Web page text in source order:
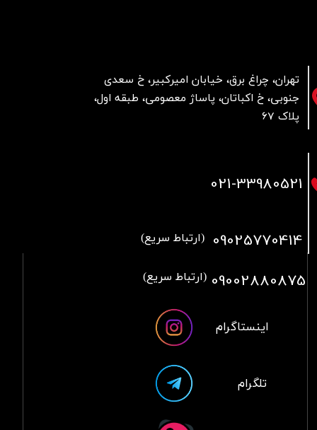
تهران، چراغ برق، خیابان امیرکبیر، خ سعدی
جنوبی، خ اکباتان، پاساژ معصومی، طبقه اول،
پلاک 67
021-33980521
09025770414 (ارتباط سریع)
09002880875 (ارتباط سریع)
تلگرام
اینستاگرام